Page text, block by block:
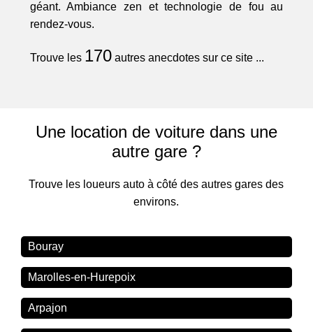
géant. Ambiance zen et technologie de fou au
rendez-vous.
Trouve les 170autres anecdotes sur ce site ...
Une location de voiture dans une
autre gare ?
Trouve les loueurs auto à côté des autres gares des
environs.
Bouray
Marolles-en-Hurepoix
Arpajon